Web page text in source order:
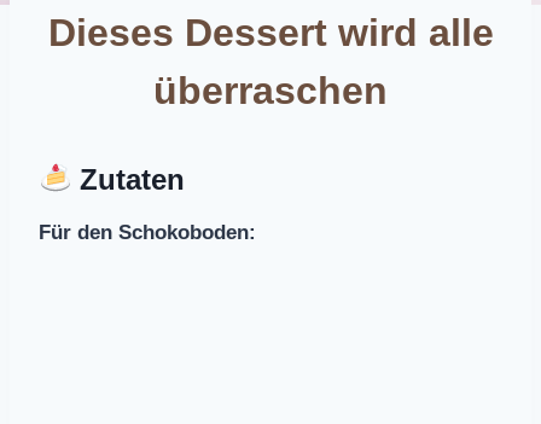
Dieses Dessert wird alle
überraschen
Zutaten
Für den Schokoboden: